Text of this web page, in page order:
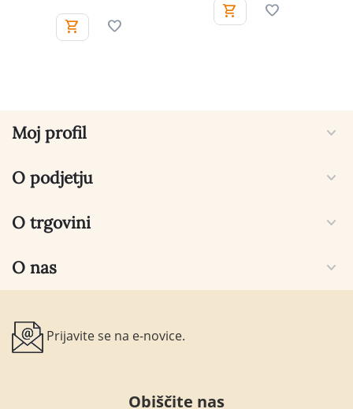
Moj profil
O podjetju
O trgovini
O nas
Prijavite se na e-novice.
Obiščite nas